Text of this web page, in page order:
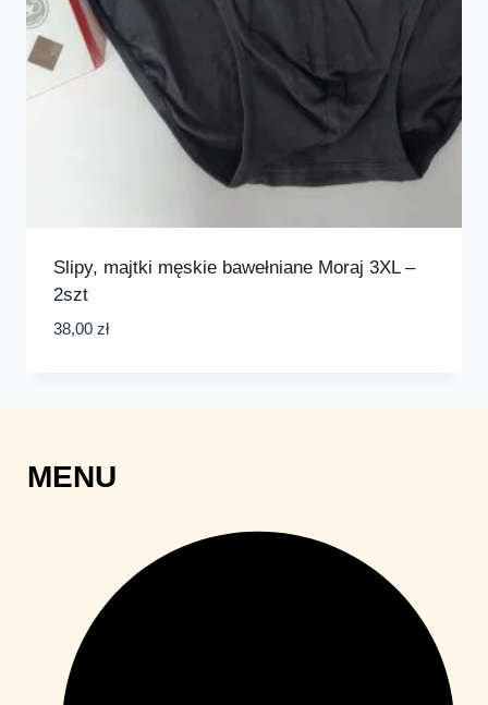
Slipy, majtki męskie bawełniane Moraj 3XL –
2szt
38,00 zł
MENU